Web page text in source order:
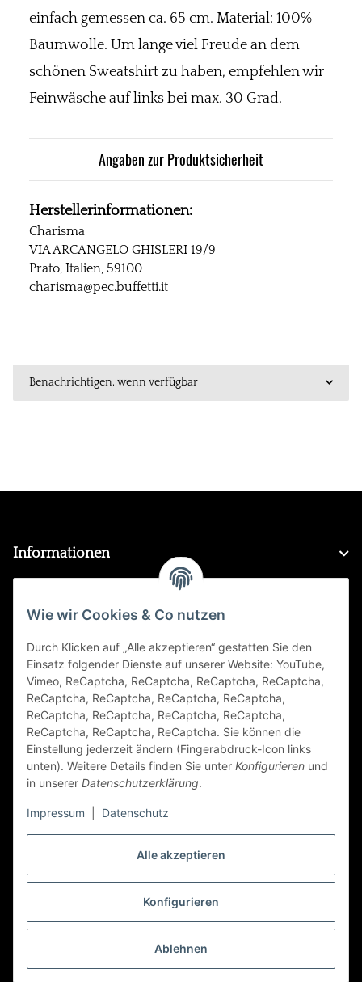
Alle akzeptieren
Konfigurieren
Ablehnen
Wie wir Cookies & Co nutzen
Durch Klicken auf „Alle akzeptieren“ gestatten Sie den
Einsatz folgender Dienste auf unserer Website: YouTube,
Vimeo, ReCaptcha, ReCaptcha, ReCaptcha, ReCaptcha,
ReCaptcha, ReCaptcha, ReCaptcha, ReCaptcha,
ReCaptcha, ReCaptcha, ReCaptcha, ReCaptcha,
ReCaptcha, ReCaptcha, ReCaptcha. Sie können die
Einstellung jederzeit ändern (Fingerabdruck-Icon links
unten). Weitere Details finden Sie unter Konfigurieren und
in unserer Datenschutzerklärung.
Impressum Datenschutz
einfach gemessen ca. 65 cm. Material: 100%
Baumwolle. Um lange viel Freude an dem
schönen Sweatshirt zu haben, empfehlen wir
Feinwäsche auf links bei max. 30 Grad.
Angaben zur Produktsicherheit
Herstellerinformationen:
Charisma
VIA ARCANGELO GHISLERI 19/9
Prato, Italien, 59100
charisma@pec.buffetti.it
Benachrichtigen, wenn verfügbar
Informationen
FAQ
Zahlungsarten
Folge Uns
* Alle Preise inkl. gesetzlicher USt., zzgl.